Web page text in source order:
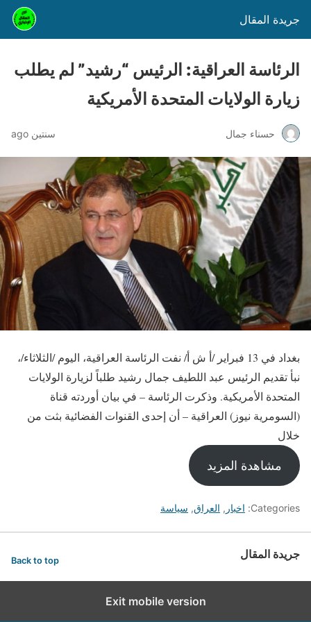
جريدة المقال
الرئاسة العراقية: الرئيس “رشيد” لم يطلب
زيارة الولايات المتحدة الأمريكية
حسناء جمال سنتين ago
بغداد في 13 فبراير /أ ش أ/ نفت الرئاسة العراقية، اليوم /الثلاثاء/،
نبأ تقديم الرئيس عبد اللطيف جمال رشيد طلباً لزيارة الولايات
المتحدة الأمريكية. وذكرت الرئاسة – في بيان أوردته قناة
(السومرية نيوز) العراقية – أن إحدى القنوات الفضائية بثت من
خلال
مشاهدة المزيد
Categories: اخبار , العراق, سياسة
جريدة المقال Back to top
Exit mobile version